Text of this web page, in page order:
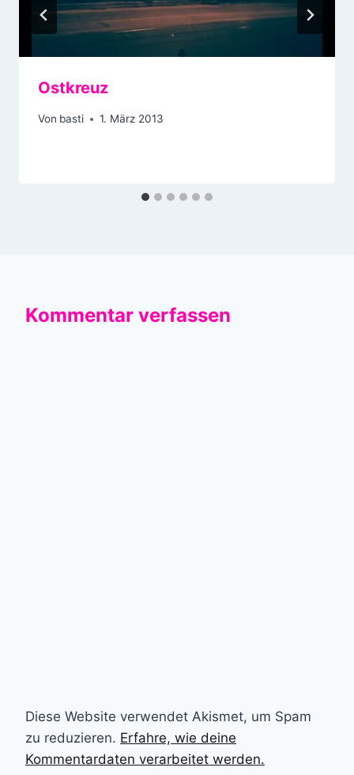
Ostkreuz
Von basti 1. März 2013
Kommentar verfassen
Diese Website verwendet Akismet, um Spam
zu reduzieren. Erfahre, wie deine
Kommentardaten verarbeitet werden.